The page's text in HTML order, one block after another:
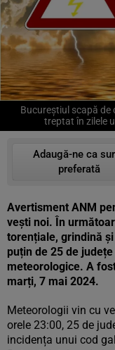
Bucureștiul scapă de
treptat în zilele
Adaugă-ne ca
preferată
Avertisment ANM
vești noi. În
torențiale, grindină
puțin de 25 de
meteorologice. A
marți, 7 mai 2024.
Meteorologii vin cu
orele 23:00, 25 de
incidența unui cod